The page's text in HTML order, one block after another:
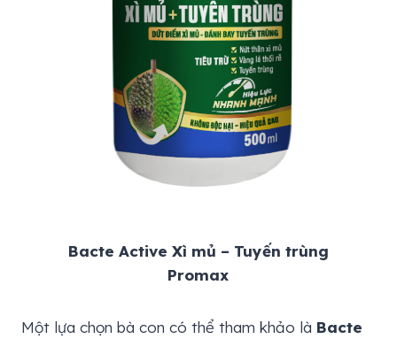
Bacte Active Xì mủ – Tuyến trùng
Promax
Một lựa chọn bà con có thể tham khảo là Bacte